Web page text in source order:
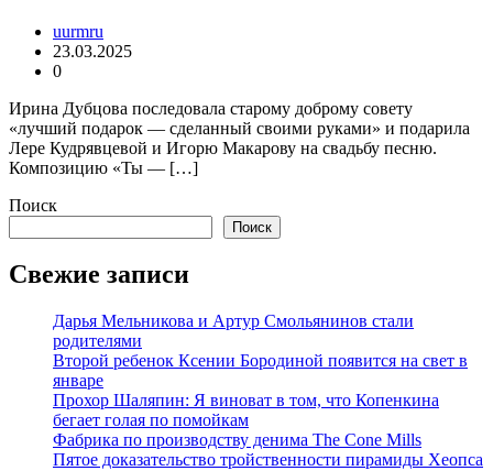
uurmru
23.03.2025
0
Ирина Дубцова последовала старому доброму совету
«лучший подарок — сделанный своими руками» и подарила
Лере Кудрявцевой и Игорю Макарову на свадьбу песню.
Композицию «Ты — […]
Поиск
Поиск
Свежие записи
Дарья Мельникова и Артур Смольянинов стали
родителями
Второй ребенок Ксении Бородиной появится на свет в
январе
Прохор Шаляпин: Я виноват в том, что Копенкина
бегает голая по помойкам
Фабрика по производству денима The Cone Mills
Пятое доказательство тройственности пирамиды Хеопса